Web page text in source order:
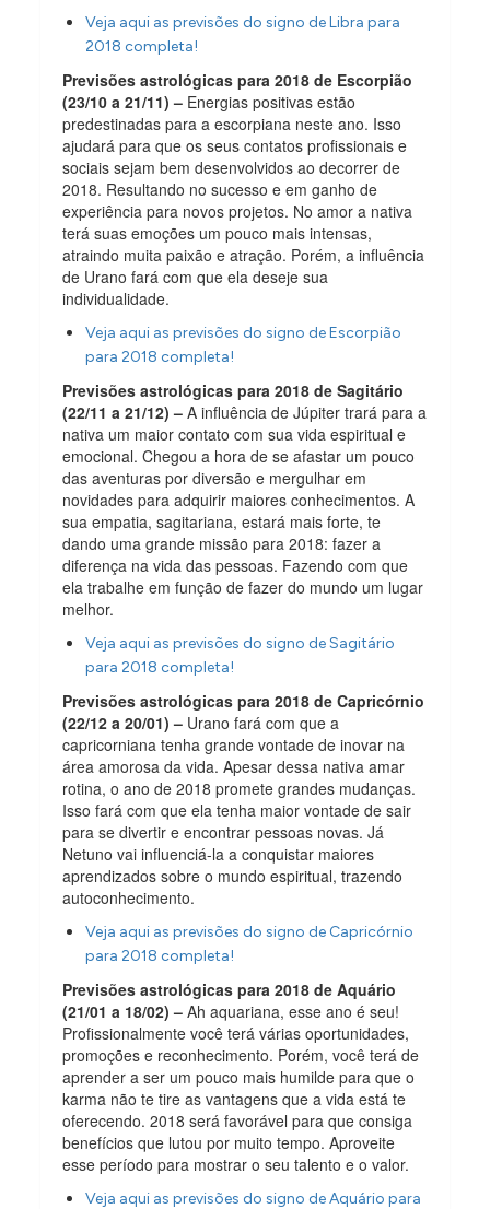
Veja aqui as previsões do signo de Libra para
2018 completa!
Previsões astrológicas para 2018 de Escorpião
(23/10 a 21/11) – Energias positivas estão
predestinadas para a escorpiana neste ano. Isso
ajudará para que os seus contatos profissionais e
sociais sejam bem desenvolvidos ao decorrer de
2018. Resultando no sucesso e em ganho de
experiência para novos projetos. No amor a nativa
terá suas emoções um pouco mais intensas,
atraindo muita paixão e atração. Porém, a influência
de Urano fará com que ela deseje sua
individualidade.
Veja aqui as previsões do signo de Escorpião
para 2018 completa!
Previsões astrológicas para 2018 de Sagitário
(22/11 a 21/12) – A influência de Júpiter trará para a
nativa um maior contato com sua vida espiritual e
emocional. Chegou a hora de se afastar um pouco
das aventuras por diversão e mergulhar em
novidades para adquirir maiores conhecimentos. A
sua empatia, sagitariana, estará mais forte, te
dando uma grande missão para 2018: fazer a
diferença na vida das pessoas. Fazendo com que
ela trabalhe em função de fazer do mundo um lugar
melhor.
Veja aqui as previsões do signo de Sagitário
para 2018 completa!
Previsões astrológicas para 2018 de Capricórnio
(22/12 a 20/01) – Urano fará com que a
capricorniana tenha grande vontade de inovar na
área amorosa da vida. Apesar dessa nativa amar
rotina, o ano de 2018 promete grandes mudanças.
Isso fará com que ela tenha maior vontade de sair
para se divertir e encontrar pessoas novas. Já
Netuno vai influenciá-la a conquistar maiores
aprendizados sobre o mundo espiritual, trazendo
autoconhecimento.
Veja aqui as previsões do signo de Capricórnio
para 2018 completa!
Previsões astrológicas para 2018 de Aquário
(21/01 a 18/02) – Ah aquariana, esse ano é seu!
Profissionalmente você terá várias oportunidades,
promoções e reconhecimento. Porém, você terá de
aprender a ser um pouco mais humilde para que o
karma não te tire as vantagens que a vida está te
oferecendo. 2018 será favorável para que consiga
benefícios que lutou por muito tempo. Aproveite
esse período para mostrar o seu talento e o valor.
Veja aqui as previsões do signo de Aquário para